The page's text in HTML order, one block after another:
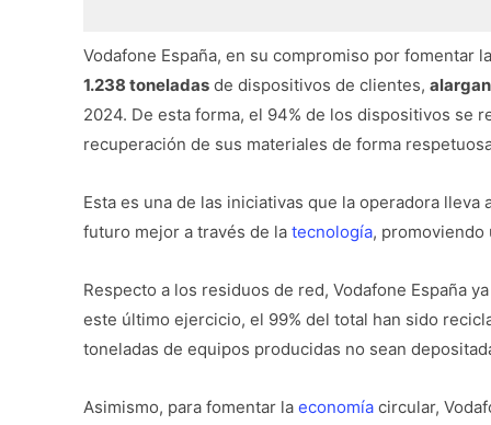
Vodafone España, en su compromiso por fomentar
1.238 toneladas de dispositivos de clientes,
2024. De esta forma, el 94% de los dispositivos se
recuperación de sus materiales de forma
Esta es una de las iniciativas que la operadora
futuro mejor a través de la tecnología, promoviendo
Respecto a los residuos de red, Vodafone España
este último ejercicio, el 99% del total han sido
toneladas de equipos producidas no sean
Asimismo, para fomentar la economía circular,